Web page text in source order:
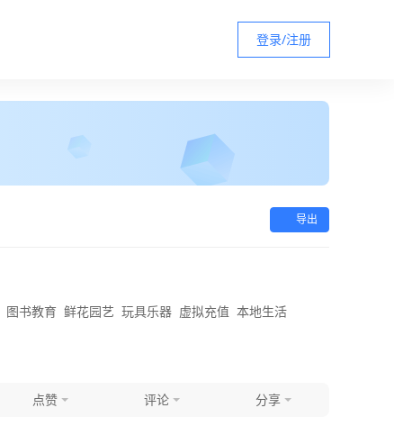
登录/注册
导出
图书教育 鲜花园艺 玩具乐器 虚拟充值 本地生活
点赞 评论 分享